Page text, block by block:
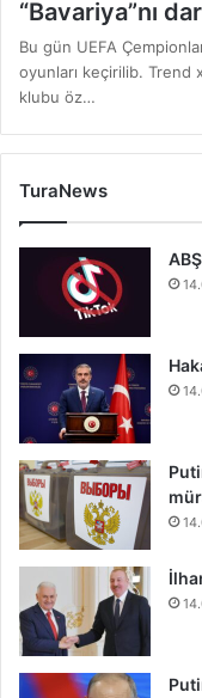
“Bavariya”nı
Bu gün UEFA
oyunları keçirilib. Trend
klubu öz…
TuraNews